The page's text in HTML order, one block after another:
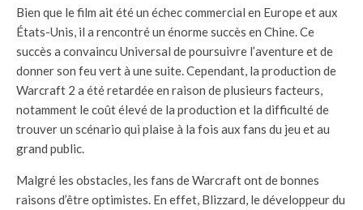
Bien que le film ait été un échec commercial en Europe et aux
États-Unis, il a rencontré un énorme succès en Chine. Ce
succès a convaincu Universal de poursuivre l’aventure et de
donner son feu vert à une suite. Cependant, la production de
Warcraft 2 a été retardée en raison de plusieurs facteurs,
notamment le coût élevé de la production et la difficulté de
trouver un scénario qui plaise à la fois aux fans du jeu et au
grand public.
Malgré les obstacles, les fans de Warcraft ont de bonnes
raisons d’être optimistes. En effet, Blizzard, le développeur du